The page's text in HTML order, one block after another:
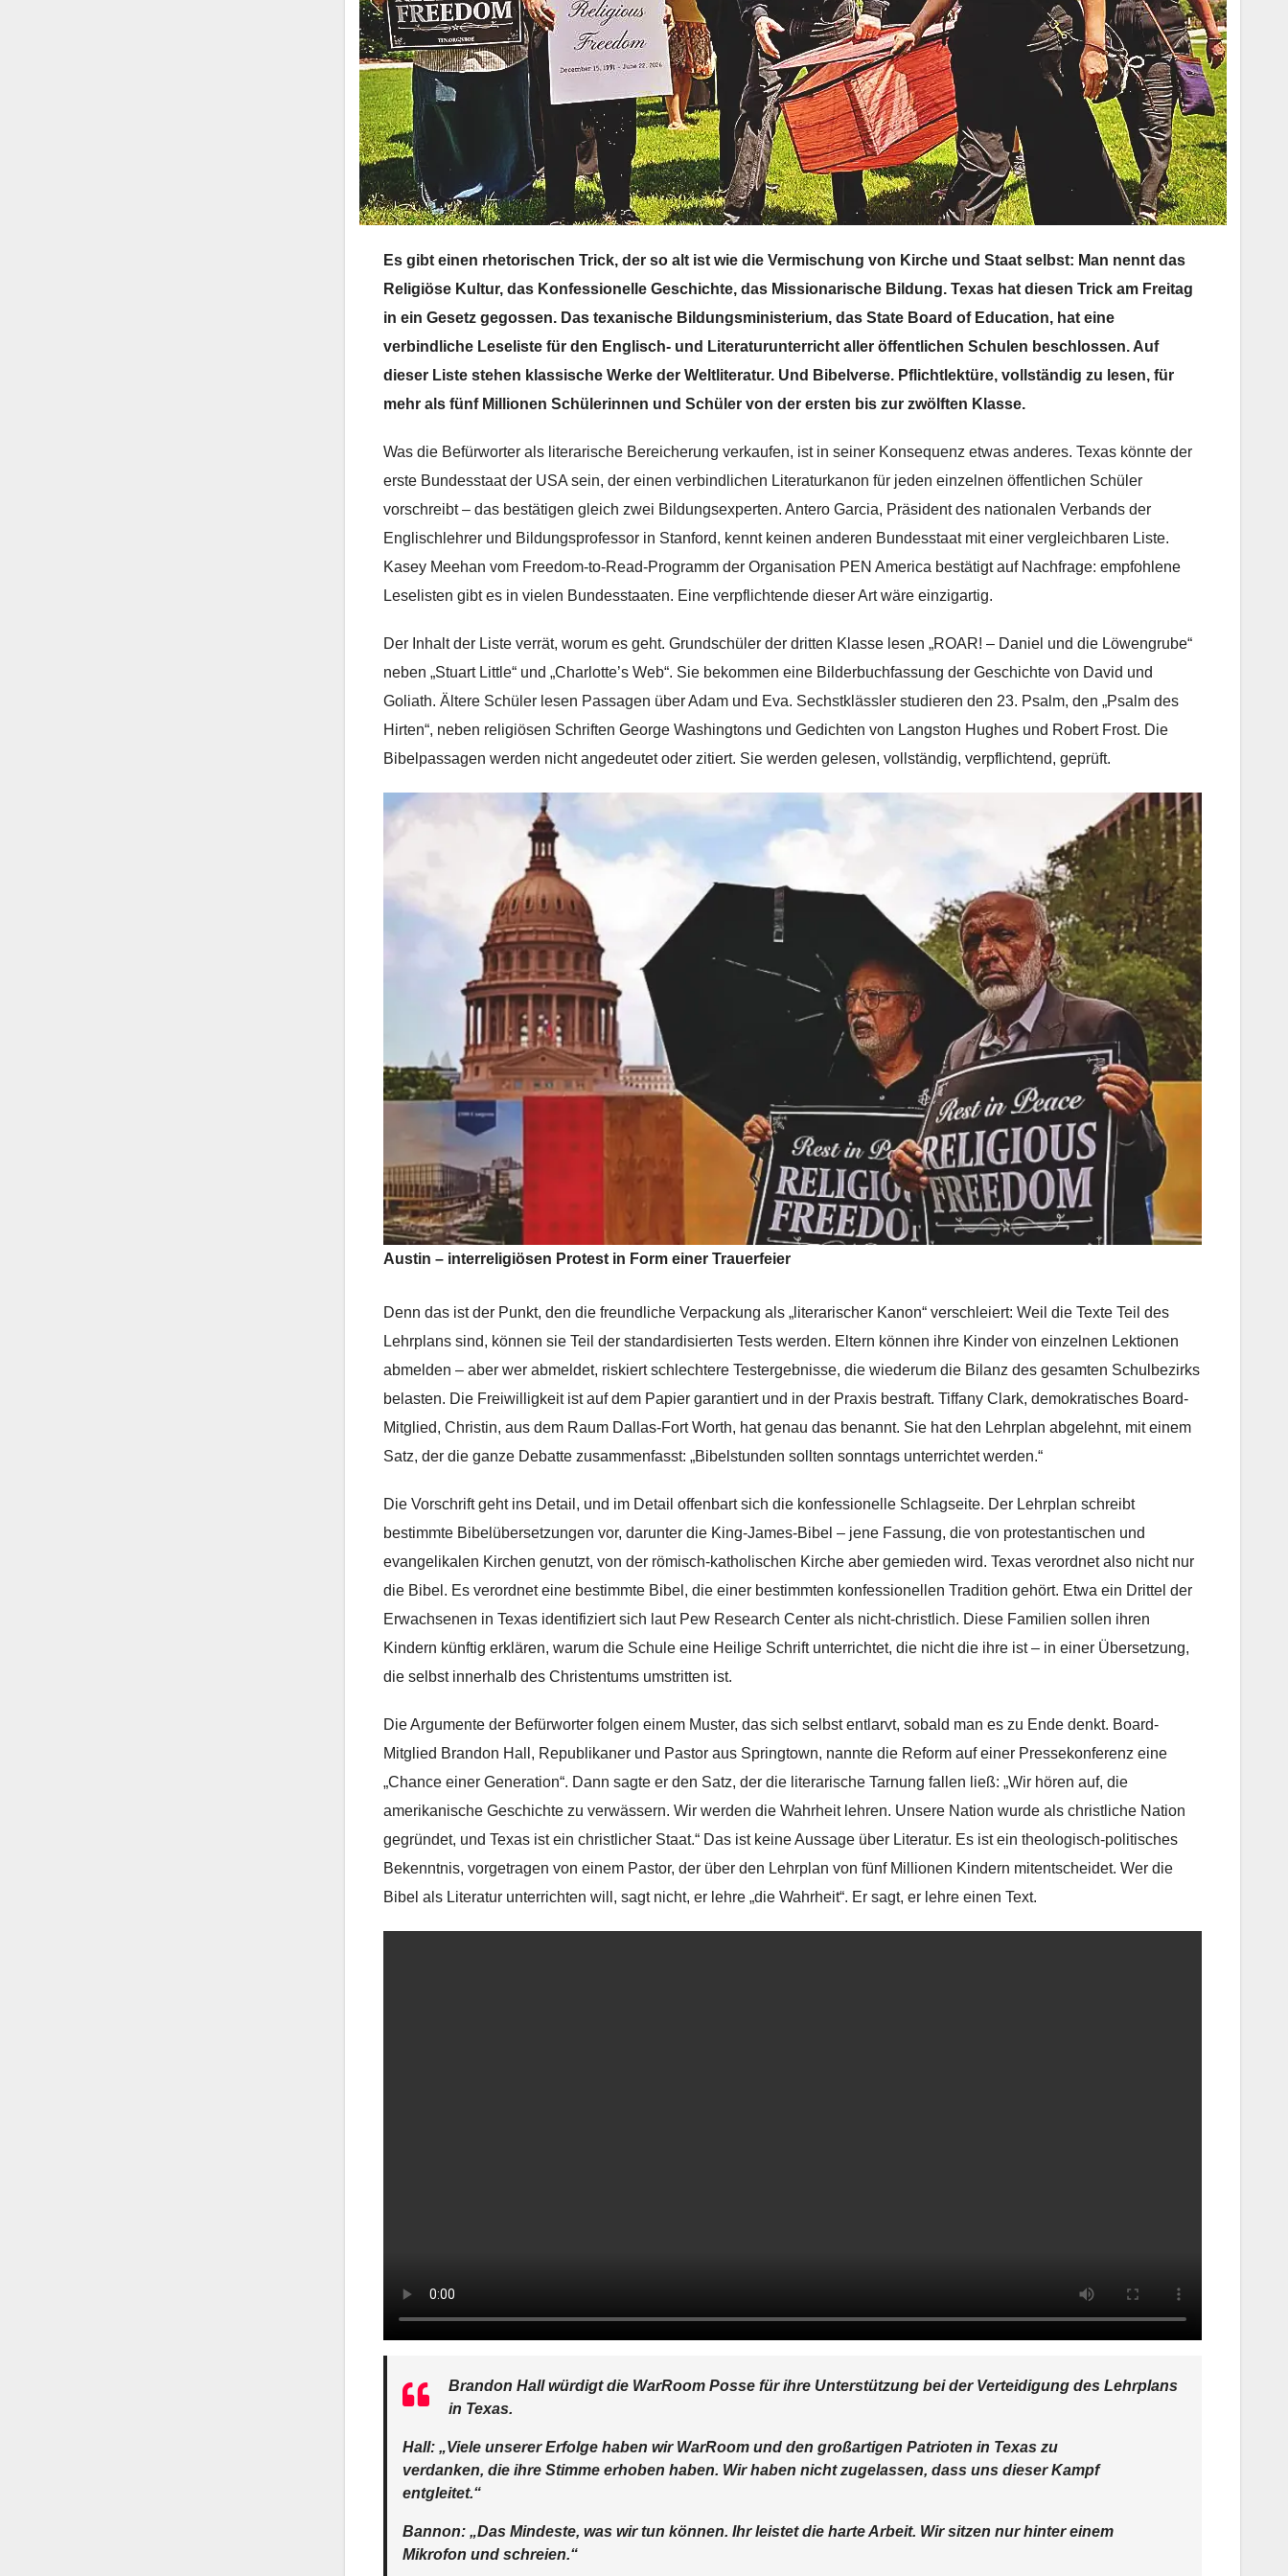
Es gibt einen rhetorischen Trick, der so alt ist wie die Vermischung von Kirche und Staat selbst: Man nennt das
Religiöse Kultur, das Konfessionelle Geschichte, das Missionarische Bildung. Texas hat diesen Trick am Freitag
in ein Gesetz gegossen. Das texanische Bildungsministerium, das State Board of Education, hat eine
verbindliche Leseliste für den Englisch- und Literaturunterricht aller öffentlichen Schulen beschlossen. Auf
dieser Liste stehen klassische Werke der Weltliteratur. Und Bibelverse. Pflichtlektüre, vollständig zu lesen, für
mehr als fünf Millionen Schülerinnen und Schüler von der ersten bis zur zwölften Klasse.
Was die Befürworter als literarische Bereicherung verkaufen, ist in seiner Konsequenz etwas anderes. Texas könnte der
erste Bundesstaat der USA sein, der einen verbindlichen Literaturkanon für jeden einzelnen öffentlichen Schüler
vorschreibt – das bestätigen gleich zwei Bildungsexperten. Antero Garcia, Präsident des nationalen Verbands der
Englischlehrer und Bildungsprofessor in Stanford, kennt keinen anderen Bundesstaat mit einer vergleichbaren Liste.
Kasey Meehan vom Freedom-to-Read-Programm der Organisation PEN America bestätigt auf Nachfrage: empfohlene
Leselisten gibt es in vielen Bundesstaaten. Eine verpflichtende dieser Art wäre einzigartig.
Der Inhalt der Liste verrät, worum es geht. Grundschüler der dritten Klasse lesen „ROAR! – Daniel und die Löwengrube“
neben „Stuart Little“ und „Charlotte’s Web“. Sie bekommen eine Bilderbuchfassung der Geschichte von David und
Goliath. Ältere Schüler lesen Passagen über Adam und Eva. Sechstklässler studieren den 23. Psalm, den „Psalm des
Hirten“, neben religiösen Schriften George Washingtons und Gedichten von Langston Hughes und Robert Frost. Die
Bibelpassagen werden nicht angedeutet oder zitiert. Sie werden gelesen, vollständig, verpflichtend, geprüft.
Austin – interreligiösen Protest in Form einer Trauerfeier
Denn das ist der Punkt, den die freundliche Verpackung als „literarischer Kanon“ verschleiert: Weil die Texte Teil des
Lehrplans sind, können sie Teil der standardisierten Tests werden. Eltern können ihre Kinder von einzelnen Lektionen
abmelden – aber wer abmeldet, riskiert schlechtere Testergebnisse, die wiederum die Bilanz des gesamten Schulbezirks
belasten. Die Freiwilligkeit ist auf dem Papier garantiert und in der Praxis bestraft. Tiffany Clark, demokratisches Board-
Mitglied, Christin, aus dem Raum Dallas-Fort Worth, hat genau das benannt. Sie hat den Lehrplan abgelehnt, mit einem
Satz, der die ganze Debatte zusammenfasst: „Bibelstunden sollten sonntags unterrichtet werden.“
Die Vorschrift geht ins Detail, und im Detail offenbart sich die konfessionelle Schlagseite. Der Lehrplan schreibt
bestimmte Bibelübersetzungen vor, darunter die King-James-Bibel – jene Fassung, die von protestantischen und
evangelikalen Kirchen genutzt, von der römisch-katholischen Kirche aber gemieden wird. Texas verordnet also nicht nur
die Bibel. Es verordnet eine bestimmte Bibel, die einer bestimmten konfessionellen Tradition gehört. Etwa ein Drittel der
Erwachsenen in Texas identifiziert sich laut Pew Research Center als nicht-christlich. Diese Familien sollen ihren
Kindern künftig erklären, warum die Schule eine Heilige Schrift unterrichtet, die nicht die ihre ist – in einer Übersetzung,
die selbst innerhalb des Christentums umstritten ist.
Die Argumente der Befürworter folgen einem Muster, das sich selbst entlarvt, sobald man es zu Ende denkt. Board-
Mitglied Brandon Hall, Republikaner und Pastor aus Springtown, nannte die Reform auf einer Pressekonferenz eine
„Chance einer Generation“. Dann sagte er den Satz, der die literarische Tarnung fallen ließ: „Wir hören auf, die
amerikanische Geschichte zu verwässern. Wir werden die Wahrheit lehren. Unsere Nation wurde als christliche Nation
gegründet, und Texas ist ein christlicher Staat.“ Das ist keine Aussage über Literatur. Es ist ein theologisch-politisches
Bekenntnis, vorgetragen von einem Pastor, der über den Lehrplan von fünf Millionen Kindern mitentscheidet. Wer die
Bibel als Literatur unterrichten will, sagt nicht, er lehre „die Wahrheit“. Er sagt, er lehre einen Text.
Brandon Hall würdigt die WarRoom Posse für ihre Unterstützung bei der Verteidigung des Lehrplans
in Texas.
Hall: „Viele unserer Erfolge haben wir WarRoom und den großartigen Patrioten in Texas zu
verdanken, die ihre Stimme erhoben haben. Wir haben nicht zugelassen, dass uns dieser Kampf
entgleitet.“
Bannon: „Das Mindeste, was wir tun können. Ihr leistet die harte Arbeit. Wir sitzen nur hinter einem
Mikrofon und schreien.“